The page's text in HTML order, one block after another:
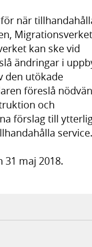
när
Migrationsverket
kan ske vid
ändringar i
den utökade
föreslå
och
förslag till
service.
31 maj 2018.
extern webbplats,
din e-postklient,